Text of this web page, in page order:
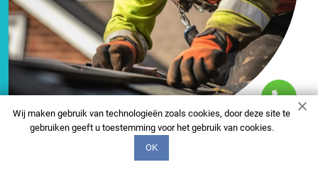
Wij maken gebruik van technologieën zoals cookies, door deze site te
gebruiken geeft u toestemming voor het gebruik van cookies.
OK